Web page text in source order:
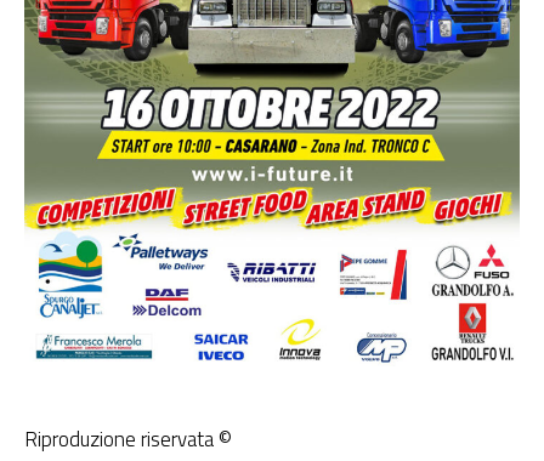
Riproduzione riservata ©